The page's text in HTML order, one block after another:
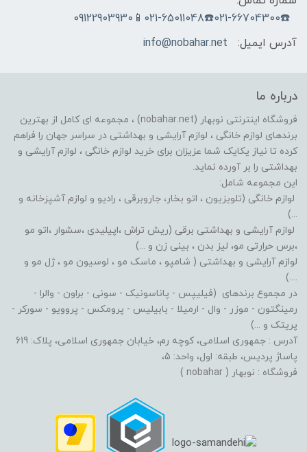
☎️021-66704300☎️021-65011048📱09122903930
آدرس ایمیل:
info@nobahar.net
درباره ما
فروشگاه اینترنتی نوبهار (nobahar.net) ، مجموعه ای کامل از بهترین
برندهای لوازم خانگی ، لوازم آرایشی و بهداشتی در سراسر جهان را فراهم
کرده تا نیاز یکایک شما عزیزان برای خرید لوازم خانگی ، لوازم آرایشی و
بهداشتی را بر آورده نماید.
این مجموعه شامل:
لوازم خانگی (تلویزیون ، اتو بخار، جاروبرقی ، رادیو و لوازم آشپزخانه و
...)
لوازم آرایشی و بهداشتی برقی (ریش تراش ،اپیلیدی ،سشوار ،اتو مو
،برس حرارتی مو، لیز بدن ، بینی زن و ...)
لوازم آرایشی و بهداشتی ( شامپو ، ماسک مو ، لوسیون مو ، ژل مو و
....)
در مجموع برندهای (فیلیپس - پاناسونیک - سونی - براون - والرا -
رمینگتون - موزر - وال - ارمیلا - بابیلیس - پرومکس - پروویو - سورکر -
پریتک و ...)
آدرس : جمهوری اسلامی، کوچه رم، خیابان جمهوری اسلامی، پلاک: 619
پاساژ پردیس، طبقه: اول، واحد: 5،
فروشگاه : نوبهار ( nobahar )